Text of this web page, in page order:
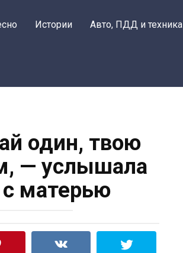
Истории Авто, ПДД и техника
один, твою
— услышала
матерью